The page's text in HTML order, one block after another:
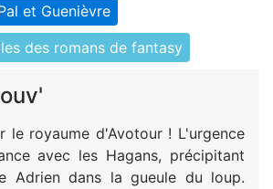
et Guenièvre
des romans de fantasy
le royaume d'Avotour ! L'urgence
avec les Hagans, précipitant
Adrien dans la gueule du loup.